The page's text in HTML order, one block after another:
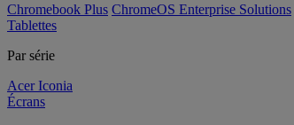
Chromebook Plus ChromeOS Enterprise Solutions
Tablettes
Par série
Acer Iconia
Écrans